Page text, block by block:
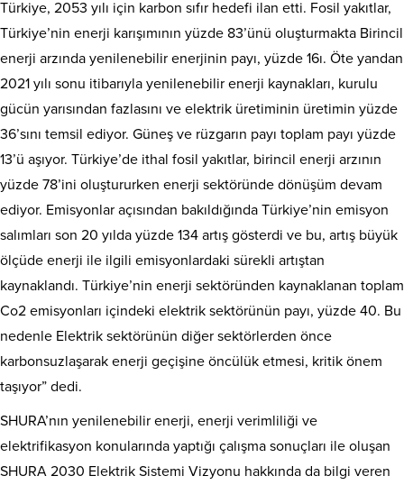
Türkiye, 2053 yılı için karbon sıfır hedefi ilan etti. Fosil yakıtlar,
Türkiye’nin enerji karışımının yüzde 83’ünü oluşturmakta Birincil
enerji arzında yenilenebilir enerjinin payı, yüzde 16ı. Öte yandan
2021 yılı sonu itibarıyla yenilenebilir enerji kaynakları, kurulu
gücün yarısından fazlasını ve elektrik üretiminin üretimin yüzde
36’sını temsil ediyor. Güneş ve rüzgarın payı toplam payı yüzde
13’ü aşıyor. Türkiye’de ithal fosil yakıtlar, birincil enerji arzının
yüzde 78’ini oluştururken enerji sektöründe dönüşüm devam
ediyor. Emisyonlar açısından bakıldığında Türkiye’nin emisyon
salımları son 20 yılda yüzde 134 artış gösterdi ve bu, artış büyük
ölçüde enerji ile ilgili emisyonlardaki sürekli artıştan
kaynaklandı. Türkiye’nin enerji sektöründen kaynaklanan toplam
Co2 emisyonları içindeki elektrik sektörünün payı, yüzde 40. Bu
nedenle Elektrik sektörünün diğer sektörlerden önce
karbonsuzlaşarak enerji geçişine öncülük etmesi, kritik önem
taşıyor” dedi.
SHURA’nın yenilenebilir enerji, enerji verimliliği ve
elektrifikasyon konularında yaptığı çalışma sonuçları ile oluşan
SHURA 2030 Elektrik Sistemi Vizyonu hakkında da bilgi veren